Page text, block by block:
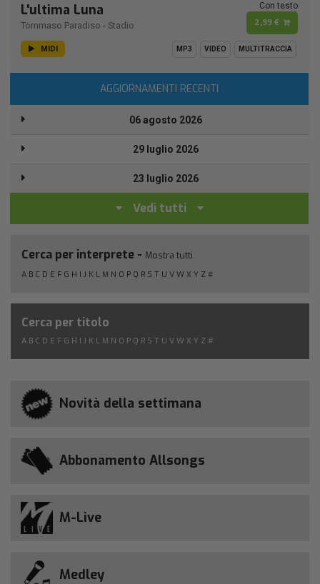
L'ultima Luna
Tommaso Paradiso - Stadio
Con testo
2,99 €
MIDI MP3 VIDEO MULTITRACCIA
AGGIORNAMENTI RECENTI
06 agosto 2026
29 luglio 2026
23 luglio 2026
Vedi tutti
Cerca per interprete - Mostra tutti
A B C D E F G H I J K L M N O P Q R S T U V W X Y Z #
Cerca per titolo
A B C D E F G H I J K L M N O P Q R S T U V W X Y Z #
Novità della settimana
Abbonamento Allsongs
M-Live
Medley